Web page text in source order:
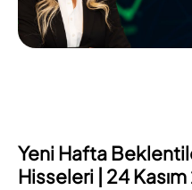
Yeni Hafta
Hisseleri | 24